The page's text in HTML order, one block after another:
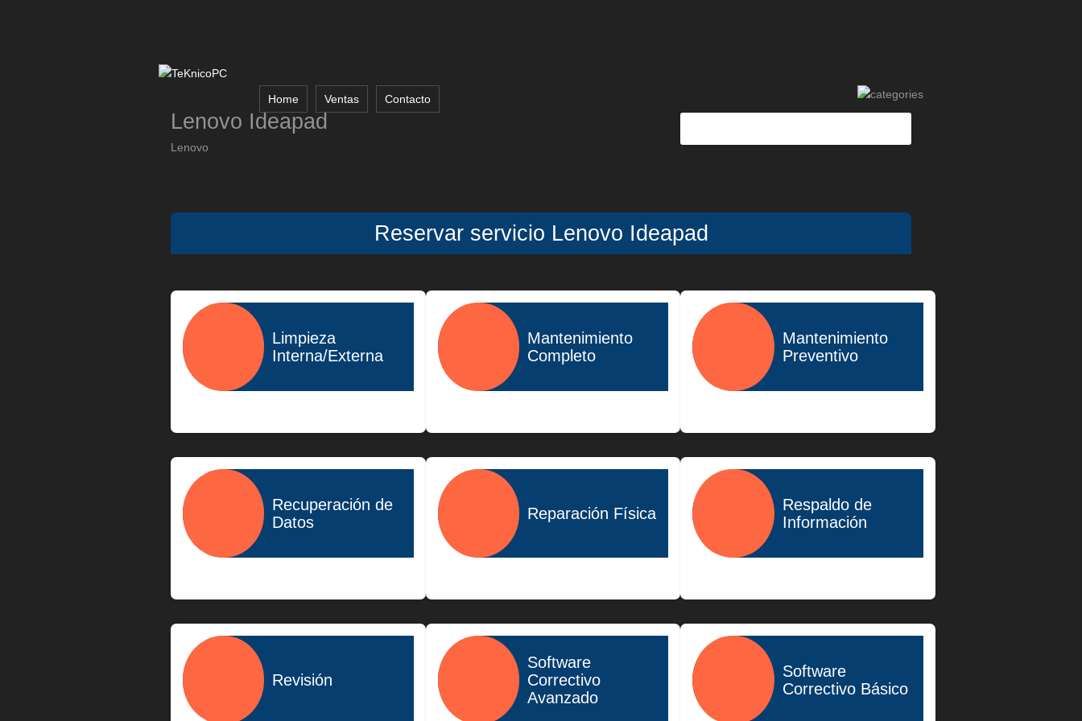
Home Ventas Contacto
Lenovo Ideapad
Lenovo
Reservar servicio Lenovo Ideapad
Limpieza
Interna/Externa
Mantenimiento
Completo
Mantenimiento
Preventivo
Recuperación de
Datos
Reparación Física
Respaldo de
Información
Revisión
Software
Correctivo
Avanzado
Software
Correctivo Básico